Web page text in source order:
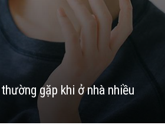
gặp khi ở nhà nhiều